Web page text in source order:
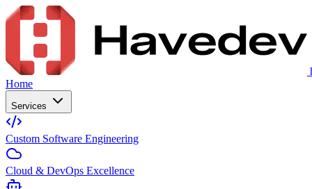
Home
Services
Custom Software Engineering
Cloud & DevOps Excellence